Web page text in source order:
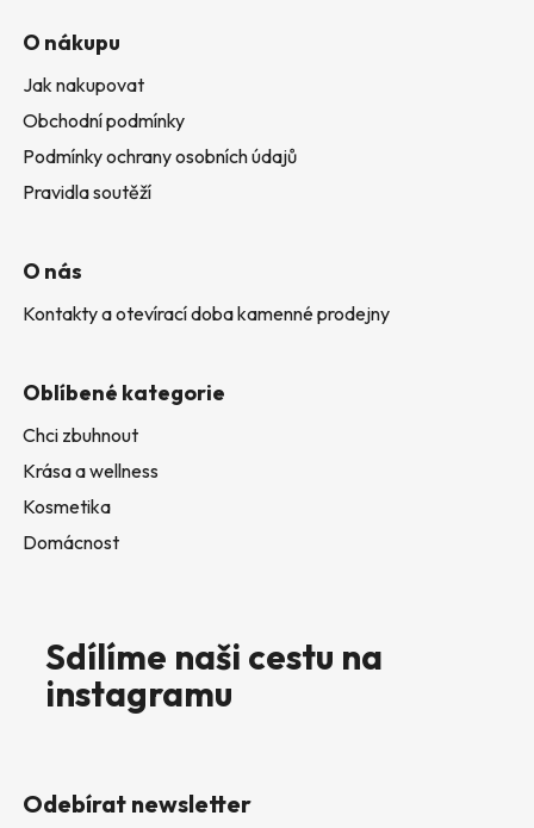
O nákupu
Jak nakupovat
Obchodní podmínky
Podmínky ochrany osobních údajů
Pravidla soutěží
O nás
Kontakty a otevírací doba kamenné prodejny
Oblíbené kategorie
Chci zbuhnout
Krása a wellness
Kosmetika
Domácnost
Sdílíme naši cestu na
instagramu
Odebírat newsletter